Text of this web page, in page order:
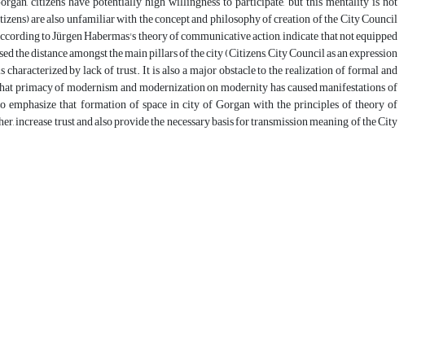
are also unfamiliar with the concept and philosophy of creation of the City Council
to Jürgen Habermas's theory of communicative action, indicate that not equipped
the distance amongst the main pillars of the city (Citizens, City Council as an expression
by lack of trust. It is also a major obstacle to the realization of formal and
primacy of modernism and modernization on modernity has caused manifestations of
that formation of space in city of Gorgan with the principles of theory of
trust and also provide the necessary basis for transmission meaning of the City